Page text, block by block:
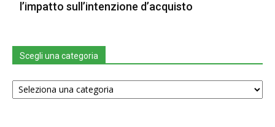
l’impatto sull’intenzione d’acquisto
Scegli una categoria
Scegli
una